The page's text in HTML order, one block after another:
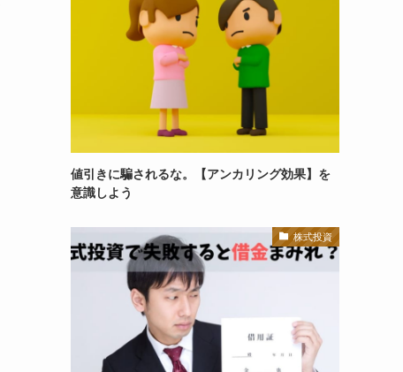
値引きに騙されるな。【アンカリング効果】を
意識しよう
株式投資